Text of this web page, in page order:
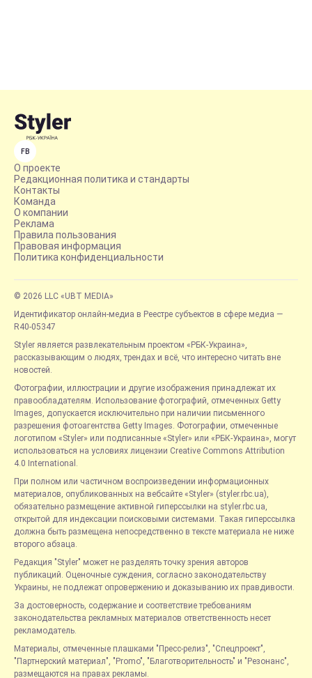
FB
О проекте
Редакционная политика и стандарты
Контакты
Команда
О компании
Реклама
Правила пользования
Правовая информация
Политика конфиденциальности
© 2026 LLC «UBT MEDIA»
Идентификатор онлайн-медиа в Реестре субъектов в сфере медиа —
R40-05347
Styler является развлекательным проектом «РБК-Украина»,
рассказывающим о людях, трендах и всё, что интересно читать вне
новостей.
Фотографии, иллюстрации и другие изображения принадлежат их
правообладателям. Использование фотографий, отмеченных Getty
Images, допускается исключительно при наличии письменного
разрешения фотоагентства Getty Images. Фотографии, отмеченные
логотипом «Styler» или подписанные «Styler» или «РБК-Украина», могут
использоваться на условиях лицензии Creative Commons Attribution
4.0 International.
При полном или частичном воспроизведении информационных
материалов, опубликованных на вебсайте «Styler» (styler.rbc.ua),
обязательно размещение активной гиперссылки на styler.rbc.ua,
открытой для индексации поисковыми системами. Такая гиперссылка
должна быть размещена непосредственно в тексте материала не ниже
второго абзаца.
Редакция "Styler" может не разделять точку зрения авторов
публикаций. Оценочные суждения, согласно законодательству
Украины, не подлежат опровержению и доказыванию их правдивости.
За достоверность, содержание и соответствие требованиям
законодательства рекламных материалов ответственность несет
рекламодатель.
Материалы, отмеченные плашками "Пресс-релиз", "Спецпроект",
"Партнерский материал", "Promo", "Благотворительность" и "Резонанс",
размещаются на правах рекламы.